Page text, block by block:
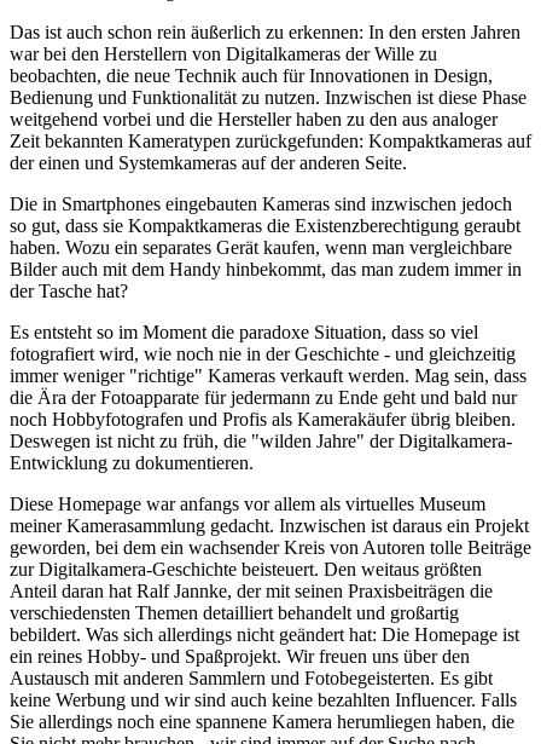
Das ist auch schon rein äußerlich zu erkennen: In den ersten Jahren
war bei den Herstellern von Digitalkameras der Wille zu
beobachten, die neue Technik auch für Innovationen in Design,
Bedienung und Funktionalität zu nutzen. Inzwischen ist diese Phase
weitgehend vorbei und die Hersteller haben zu den aus analoger
Zeit bekannten Kameratypen zurückgefunden: Kompaktkameras auf
der einen und Systemkameras auf der anderen Seite.
Die in Smartphones eingebauten Kameras sind inzwischen jedoch
so gut, dass sie Kompaktkameras die Existenzberechtigung geraubt
haben. Wozu ein separates Gerät kaufen, wenn man vergleichbare
Bilder auch mit dem Handy hinbekommt, das man zudem immer in
der Tasche hat?
Es entsteht so im Moment die paradoxe Situation, dass so viel
fotografiert wird, wie noch nie in der Geschichte - und gleichzeitig
immer weniger "richtige" Kameras verkauft werden. Mag sein, dass
die Ära der Fotoapparate für jedermann zu Ende geht und bald nur
noch Hobbyfotografen und Profis als Kamerakäufer übrig bleiben.
Deswegen ist nicht zu früh, die "wilden Jahre" der Digitalkamera-
Entwicklung zu dokumentieren.
Diese Homepage war anfangs vor allem als virtuelles Museum
meiner Kamerasammlung gedacht. Inzwischen ist daraus ein Projekt
geworden, bei dem ein wachsender Kreis von Autoren tolle Beiträge
zur Digitalkamera-Geschichte beisteuert. Den weitaus größten
Anteil daran hat Ralf Jannke, der mit seinen Praxisbeiträgen die
verschiedensten Themen detailliert behandelt und großartig
bebildert. Was sich allerdings nicht geändert hat: Die Homepage ist
ein reines Hobby- und Spaßprojekt. Wir freuen uns über den
Austausch mit anderen Sammlern und Fotobegeisterten. Es gibt
keine Werbung und wir sind auch keine bezahlten Influencer. Falls
Sie allerdings noch eine spannene Kamera herumliegen haben, die